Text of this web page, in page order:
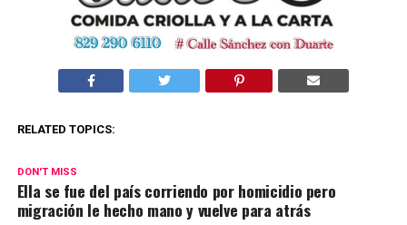
RELATED TOPICS:
DON'T MISS
Ella se fue del país corriendo por homicidio pero
migración le hecho mano y vuelve para atrás